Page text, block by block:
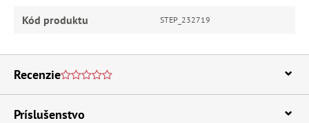
Kód produktu STEP_232719
Recenzie
Príslušenstvo